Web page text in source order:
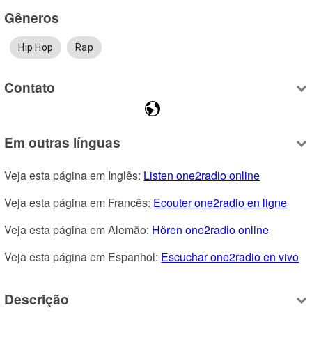
Gêneros
Hip Hop Rap
Contato
Em outras línguas
Veja esta página em Inglês: Listen one2radio online
Veja esta página em Francês: Ecouter one2radio en ligne
Veja esta página em Alemão: Hören one2radio online
Veja esta página em Espanhol: Escuchar one2radio en vivo
Descrição